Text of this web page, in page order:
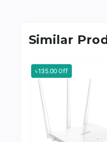
Similar
৳135.00 Off